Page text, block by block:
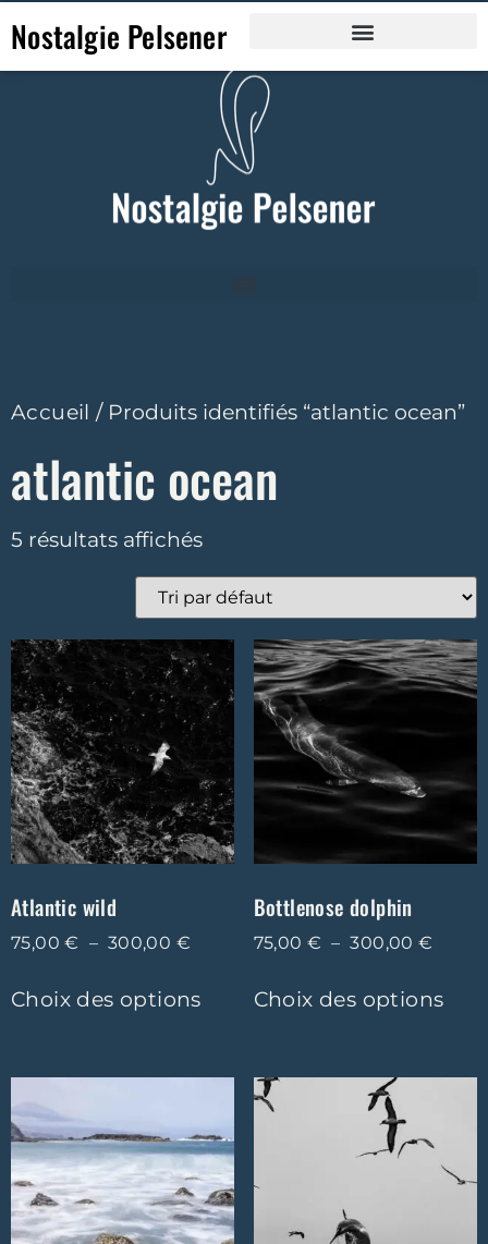
Nostalgie Pelsener
Accueil / Produits identifiés “atlantic ocean”
atlantic ocean
5 résultats affichés
Atlantic wild
75,00€ – 300,00 €
Choix des options
Bottlenose dolphin
75,00 € – 300,00€
Choix des options